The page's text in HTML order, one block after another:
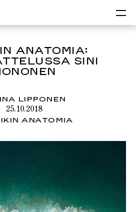
ANATOMIA:
SINI
LIPPONEN
25.10.2018
ANATOMIA